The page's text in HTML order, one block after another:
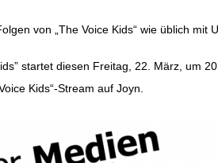
von „The Voice Kids“ wie üblich mit
startet diesen Freitag, 22. März, um
Kids“-Stream auf Joyn.